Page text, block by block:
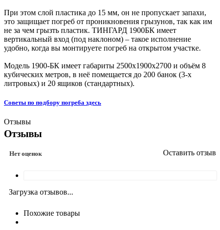
При этом слой пластика до 15 мм, он не пропускает запахи,
это защищает погреб от проникновения грызунов, так как им
не за чем грызть пластик. ТИНГАРД 1900БК имеет
вертикальный вход (под наклоном) – такое исполнение
удобно, когда вы монтируете погреб на открытом участке.
Модель 1900-БК имеет габариты 2500x1900x2700 и объём 8
кубических метров, в неё помещается до 200 банок (3-х
литровых) и 20 ящиков (стандартных).
Советы по подбору погреба здесь
Отзывы
Отзывы
Нет оценок Оставить отзыв
Загрузка отзывов...
Похожие товары